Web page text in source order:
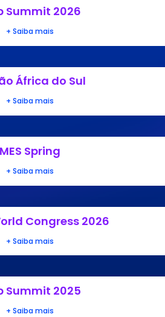
Summit 2026
+ Saiba mais
África do Sul
+ Saiba mais
MES Spring
+ Saiba mais
Congress 2026
+ Saiba mais
Summit 2025
+ Saiba mais